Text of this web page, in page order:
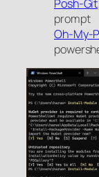
Posh-Git
prompt
Oh-My-